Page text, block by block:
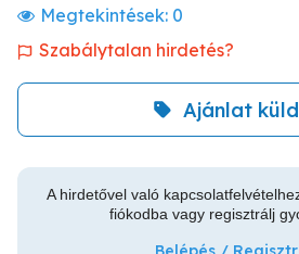
Megtekintések: 0
Szabálytalan hirdetés?
Ajánlat
A hirdetővel való
fiókodba vagy regisztrálj